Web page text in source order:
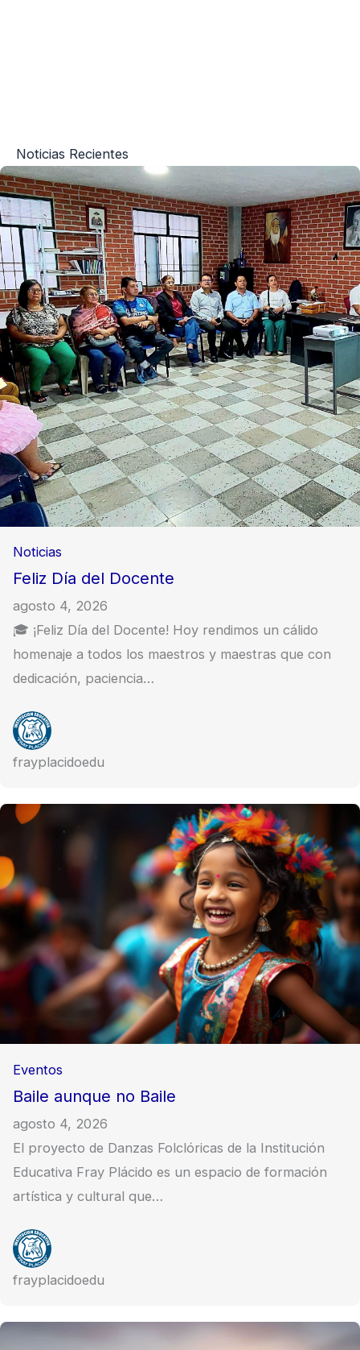
Noticias Recientes
Noticias
Feliz Día del Docente
agosto 4, 2026
🎓 ¡Feliz Día del Docente! Hoy rendimos un cálido
homenaje a todos los maestros y maestras que con
dedicación, paciencia…
frayplacidoedu
Eventos
Baile aunque no Baile
agosto 4, 2026
El proyecto de Danzas Folclóricas de la Institución
Educativa Fray Plácido es un espacio de formación
artística y cultural que…
frayplacidoedu